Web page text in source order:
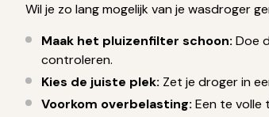
Wil je zo lang mogelijk van je wasdroger
Maak het pluizenfilter schoon: Doe
controleren.
Kies de juiste plek: Zet je droger in
Voorkom overbelasting: Een te volle